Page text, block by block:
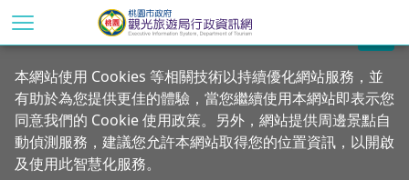
到
首頁 資訊公開 廉政服務專區
案例解析Q4--○○警察局○○分局○員警調換財
產資料，以規避報廢未達使用年限財物需
經審核規定之行政違失案
關閉
本網站使用 Cookies 等相關技術以持續優化網站服務，並
有助於為您提供更佳的體驗，當您繼續使用本網站即表示您
同意我們的 Cookie 使用政策。另外，網站提供周邊景點自
動偵測服務，建議您允許本網站取得您的位置資訊，以開啟
及使用此智慧化服務。